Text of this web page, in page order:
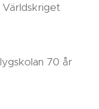
Världskriget
70 år